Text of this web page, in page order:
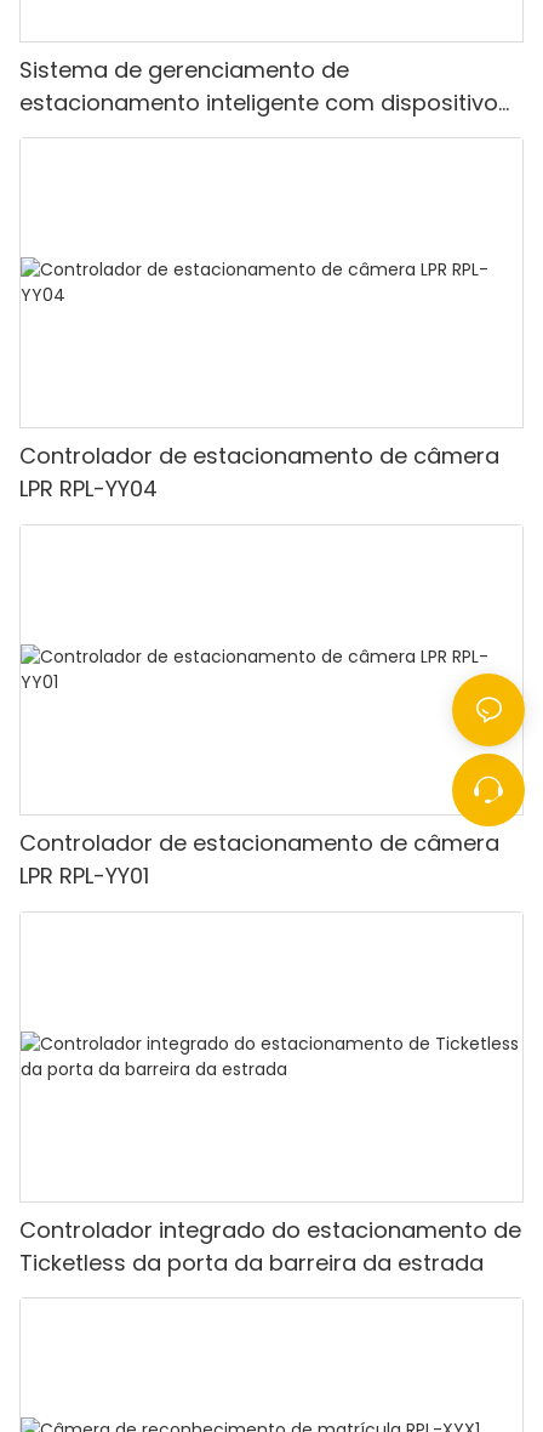
Sistema de gerenciamento de
estacionamento inteligente com dispositivo
de bilhete de impressora e portão de barreira
Controlador de estacionamento de câmera
LPR RPL-YY04
Controlador de estacionamento de câmera
LPR RPL-YY01
Controlador integrado do estacionamento de
Ticketless da porta da barreira da estrada